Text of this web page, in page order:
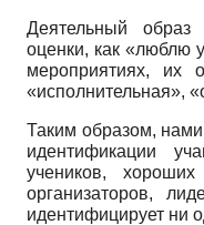
Деятельный
оценки, как «люблю
мероприятиях, их
«исполнительная»,
Таким образом,
идентификации
учеников,
организаторов,
идентифицирует ни